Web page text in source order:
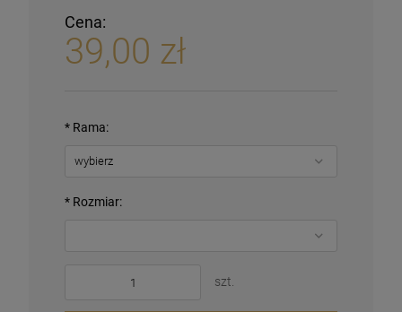
Cena:
39,00 zł
* Rama:
* Rozmiar:
szt.